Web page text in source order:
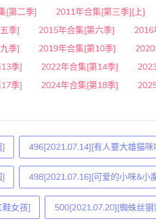
[第二季] 2011年合集[第三季][上]
季] 2015年合集[第六季]
2016
季] 2019年合集[第10季]
季] 2022年合集[第14季]
季] 2024年合集[第18季]
] 496[2021.07.14][有人要大雄猫
] 498[2021.07.16][可爱的小咪&小
女孩] 500[2021.07.20][蜘蛛丝